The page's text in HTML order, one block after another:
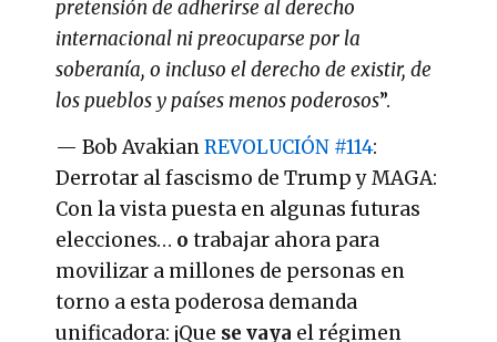
pretensión de adherirse al derecho
internacional ni preocuparse por la
soberanía, o incluso el derecho de existir, de
los pueblos y países menos poderosos”.
— Bob AvakianREVOLUCIÓN #114:
Derrotar al fascismo de Trump y MAGA:
Con la vista puesta en algunas futuras
elecciones… o trabajar ahora para
movilizar a millones de personas en
torno a esta poderosa demanda
unificadora: ¡Que se vaya el régimen